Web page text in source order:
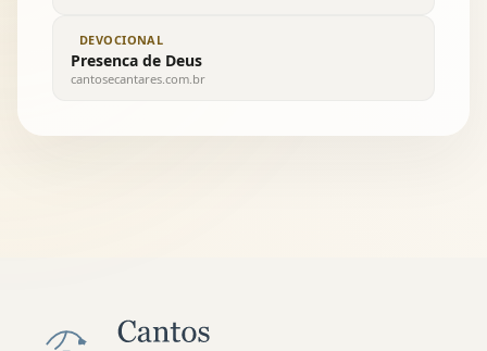
DEVOCIONAL
Presenca de Deus
cantosecantares.com.br